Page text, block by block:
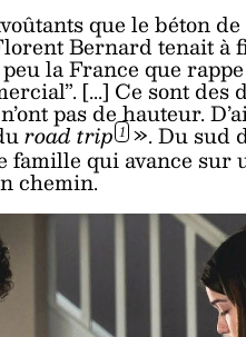
que le béton
Bernard tenait à
la France que
[...] Ce sont des
pas de hauteur.
roadtrip 1 ». Du sud
qui avance sur
chemin.